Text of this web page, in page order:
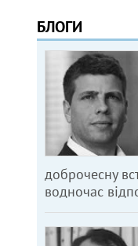
БЛОГИ
доброчесну
водночас